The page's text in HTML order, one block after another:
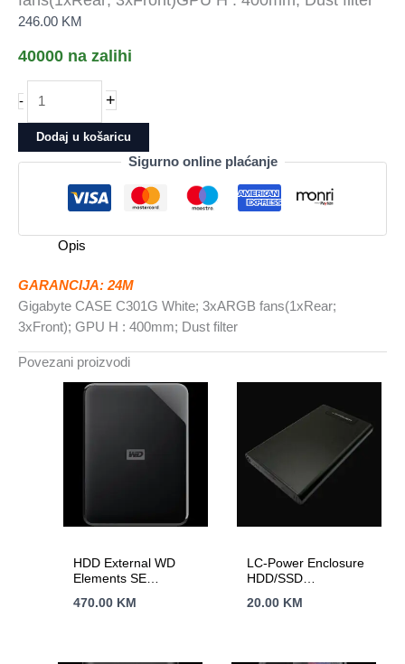
246.00 KM
40000 na zalihi
-
CASE
C301G
White3xARGB
3xFront)GPU
:
400mm;
Dust
filter
količina
+
Dodaj u košaricu
Sigurno online plaćanje
Opis
GARANCIJA: 24M
Gigabyte CASE C301G White; 3xARGB fans(1xRear;
3xFront); GPU H : 400mm; Dust filter
Povezani proizvodi
HDD External WD
Elements SE
3.0)
470.00 KM
LC-Power Enclosure
HDD/SSD
kuciste za 2.5″Brz
20.00 KM